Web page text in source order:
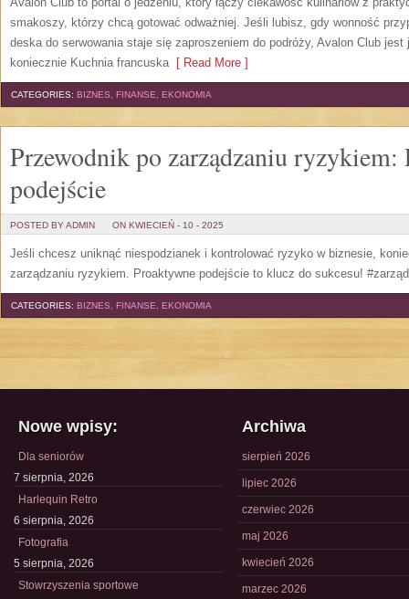
smakoszy, którzy chcą gotować odważniej. Jeśli lubisz, gdy wonność
deska do serwowania staje się zaproszeniem do podróży, Avalon Club
koniecznie Kuchnia francuska[ Read More ]
CATEGORIES: BIZNES, FINANSE, EKONOMIA
Przewodnik po zarządzaniu ryzykiem:
podejście
POSTED BY ADMIN ON KWIECIEŃ - 10 - 2025
Jeśli chcesz uniknąć niespodzianek i kontrolować ryzyko w biznesie,
zarządzaniu ryzykiem. Proaktywne podejście to klucz do sukcesu!
CATEGORIES: BIZNES, FINANSE, EKONOMIA
Nowe wpisy:
Dla seniorów
7 sierpnia, 2026
Harlequin Retro
6 sierpnia, 2026
Fotografia
5 sierpnia, 2026
Stowrzyszenia sportowe
Archiwa
sierpień 2026
lipiec 2026
czerwiec 2026
maj 2026
kwiecień 2026
marzec 2026